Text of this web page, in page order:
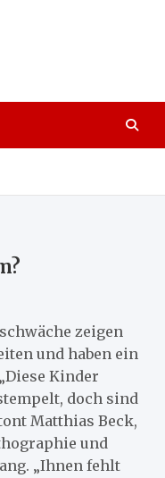
zeigen
und haben ein
Kinder
doch sind
Matthias Beck,
und
„Ihnen fehlt